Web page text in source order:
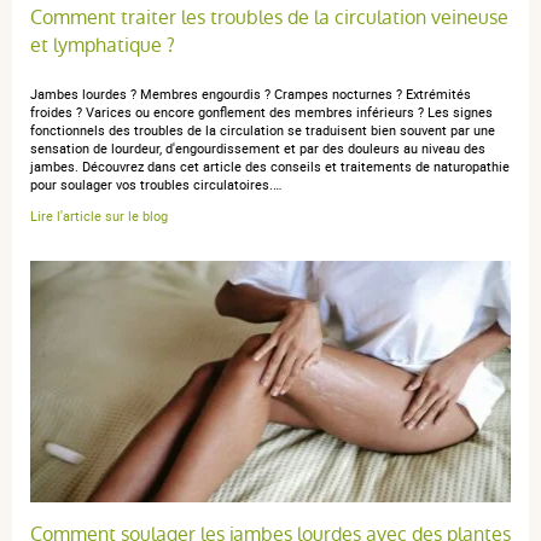
Nadine F.publié le 25 septembre 2025 suite à une commande du
27 août 2025
5 / 5
publié le 02 août 2024 suite à une commande du
5 / 5
Ça me sauve la vie littéralement! Effet spectaculaire sur
les jambes! Extraordinaire produit!
Comment traiter les troubles de la circulation veineuse
et lymphatique ?
Jambes lourdes ? Membres engourdis ? Crampes nocturnes ? Extrémités
froides ? Varices ou encore gonflement des membres inférieurs ? Les signes
fonctionnels des troubles de la circulation se traduisent bien souvent par une
sensation de lourdeur, d'engourdissement et par des douleurs au niveau des
jambes. Découvrez dans cet article des conseils et traitements de naturopathie
pour soulager vos troubles circulatoires.…
Lire l'article sur le blog
Comment soulager les jambes lourdes avec des plantes